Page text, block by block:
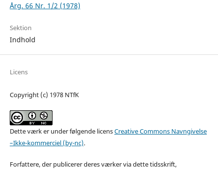
Årg. 66 Nr. 1/2 (1978)
Sektion
Indhold
Licens
Copyright (c) 1978 NTfK
Dette værk er under følgende licensCreative Commons Navngivelse
–Ikke-kommerciel (by-nc).
Forfattere, der publicerer deres værker via dette tidsskrift,